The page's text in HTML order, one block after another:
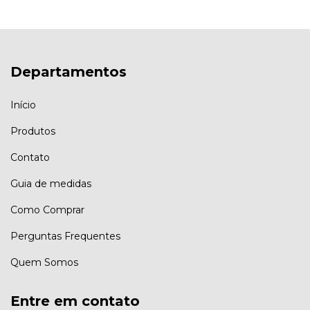
Departamentos
Início
Produtos
Contato
Guia de medidas
Como Comprar
Perguntas Frequentes
Quem Somos
Entre em contato